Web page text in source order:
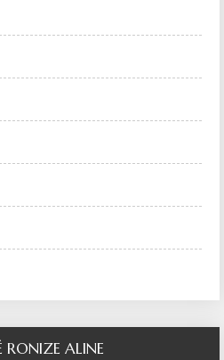
RONIZE ALINE